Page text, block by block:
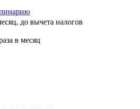
до вычета налогов
в месяц